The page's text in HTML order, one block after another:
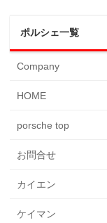
ポルシェ一覧
Company
HOME
porsche top
お問合せ
カイエン
ケイマン